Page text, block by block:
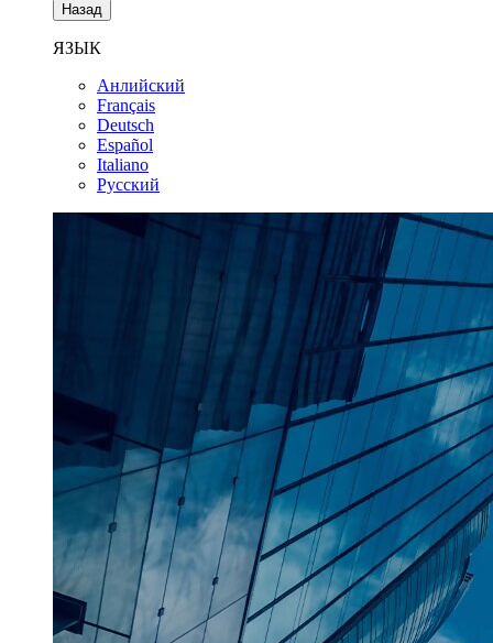
Назад
ЯЗЫК
Анлийский
Français
Deutsch
Español
Italiano
Русский